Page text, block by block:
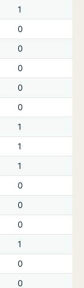
1
0
0
0
0
0
1
1
1
0
0
0
1
0
0